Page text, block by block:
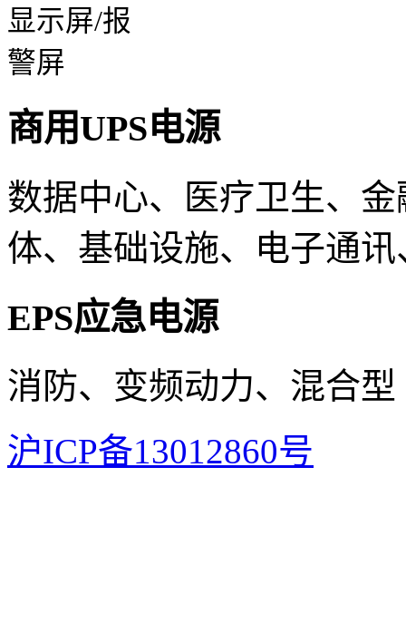
商用UPS电源
数据中心、医疗卫生、
体、基础设施、电子通
EPS应急电源
消防、变频动力、混合型
沪ICP备13012860号